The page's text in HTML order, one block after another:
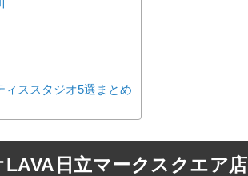
ィススタジオ5選まとめ
日立マークスクエア店